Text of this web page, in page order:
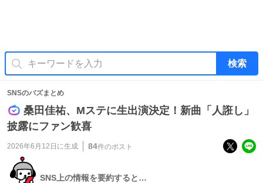
検索
SNSのバズまとめ
桑田佳祐、Mステに生出演決定！新曲「人誑し」
披露にファン歓喜
2026年6月12日 に生成 84件のポスト
SNS上の情報を要約すると…